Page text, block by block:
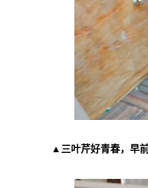
▲三叶芹好青春，早